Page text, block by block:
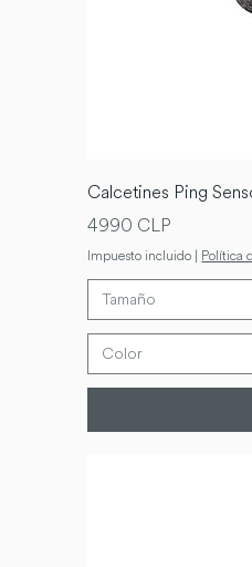
Calcetines Ping
Precio
4990 CLP
Impuesto incluido | Política
Tamaño
Color